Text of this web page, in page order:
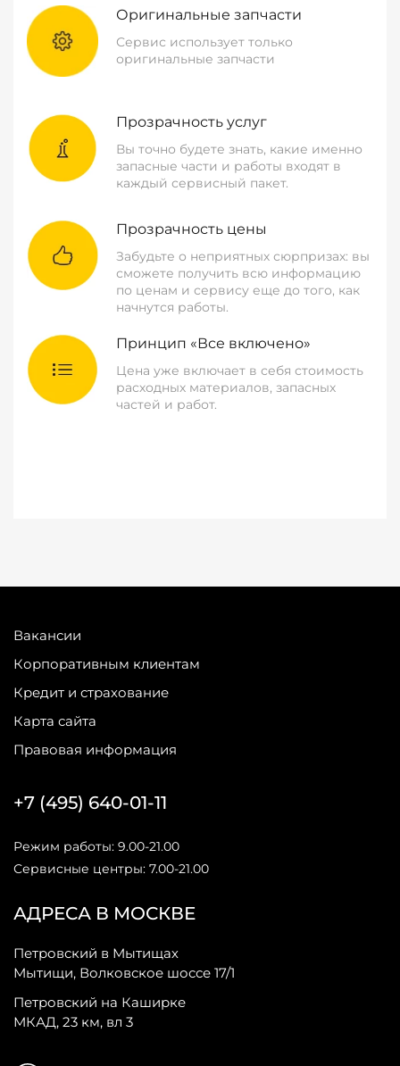
Оригинальные запчасти
Сервис использует только
оригинальные запчасти
Прозрачность услуг
Вы точно будете знать, какие именно
запасные части и работы входят в
каждый сервисный пакет.
Прозрачность цены
Забудьте о неприятных сюрпризах: вы
сможете получить всю информацию
по ценам и сервису еще до того, как
начнутся работы.
Принцип «Все включено»
Цена уже включает в себя стоимость
расходных материалов, запасных
частей и работ.
Вакансии
Корпоративным клиентам
Кредит и страхование
Карта сайта
Правовая информация
АДРЕСА В МОСКВЕ
Петровский в Мытищах
Мытищи, Волковское шоссе 17/1
Петровский на Каширке
МКАД, 23 км, вл 3
+7 (495) 640-01-11
Режим работы: 9.00-21.00
Сервисные центры: 7.00-21.00